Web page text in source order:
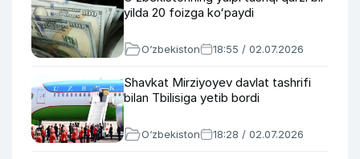
yilda 20 foizga koʻpaydi
O‘zbekiston 18:55 / 02.07.2026
Shavkat Mirziyoyev davlat tashrifi
bilan Tbilisiga yetib bordi
O‘zbekiston 18:28 / 02.07.2026